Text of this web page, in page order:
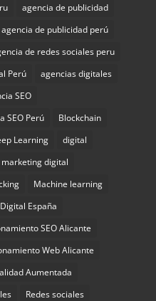
agencia de publicidad
agencia de publicidad perú
de redes sociales peru
Perú
agencias digitales
SEO
SEO Perú
Blockchain
Learning
digital
digital
Machine learning
España
SEO Alicante
Web Alicante
Aumentada
Redes sociales